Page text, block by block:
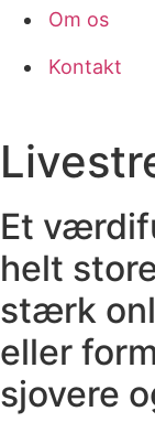
Om os
Kontakt
Et
helt
stærk
eller
sjovere